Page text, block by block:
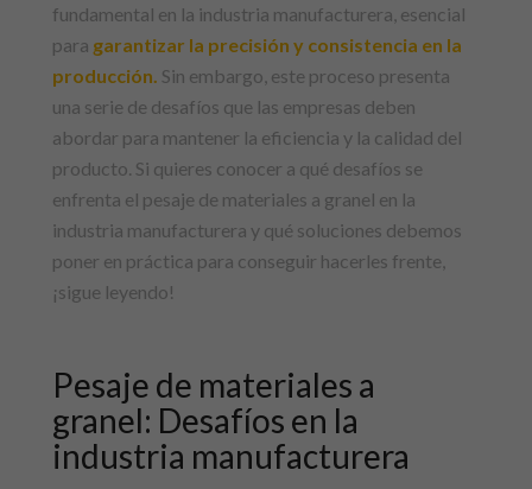
fundamental en la industria manufacturera, esencial
para garantizar la precisión y consistencia en la
producción. Sin embargo, este proceso presenta
una serie de desafíos que las empresas deben
abordar para mantener la eficiencia y la calidad del
producto. Si quieres conocer a qué desafíos se
enfrenta el pesaje de materiales a granel en la
industria manufacturera y qué soluciones debemos
poner en práctica para conseguir hacerles frente,
¡sigue leyendo!
Pesaje de materiales a
granel: Desafíos en la
industria manufacturera